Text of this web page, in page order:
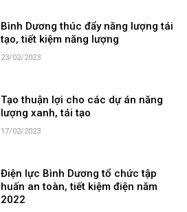
Bình Dương thúc đẩy năng lượng tái
tạo, tiết kiệm năng lượng
23/02/2023
Tạo thuận lợi cho các dự án năng
lượng xanh, tái tạo
17/02/2023
Điện lực Bình Dương tổ chức tập
huấn an toàn, tiết kiệm điện năm
2022